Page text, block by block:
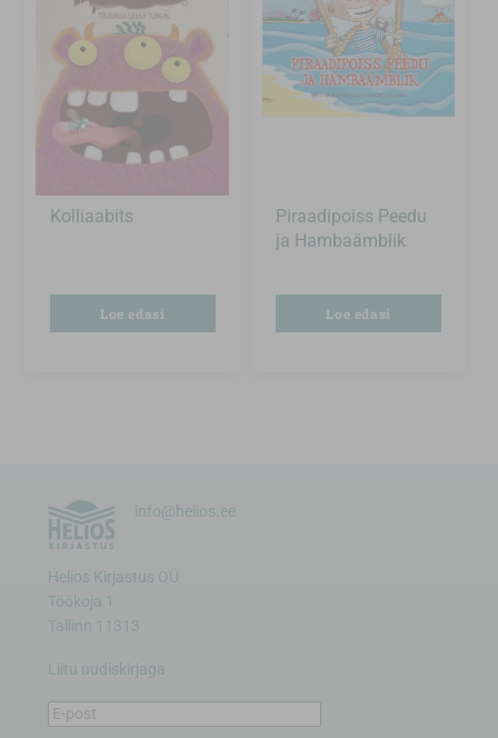
Kolliaabits
Loe edasi
Piraadipoiss Peedu
ja Hambaämblik
Loe edasi
info@helios.ee
Helios Kirjastus OÜ
Töökoja 1
Tallinn 11313
Liitu uudiskirjaga